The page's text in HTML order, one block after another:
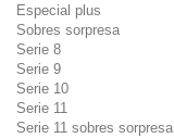
Especial plus
Sobres sorpresa
Serie 8
Serie 9
Serie 10
Serie 11
Serie 11 sobres sorpresa